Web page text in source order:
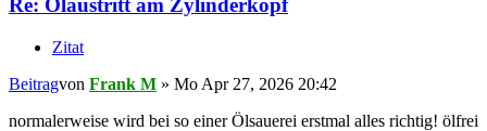
Re: Ölaustritt am Zylinderkopf
Zitat
Beitragvon Frank M » Mo Apr 27, 2026 20:42
normalerweise wird bei so einer Ölsauerei erstmal alles richtig! ölfrei